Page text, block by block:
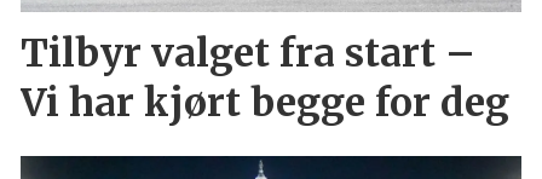
Tilbyr valget fra start –
Vi har kjørt begge for deg